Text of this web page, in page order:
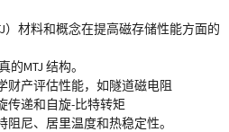
）材料和概念在提高磁存储性能方面的
MTJ 结构。
财产评估性能，如隧道磁电阻
传递和自旋-比特转矩
阻尼、居里温度和热稳定性。